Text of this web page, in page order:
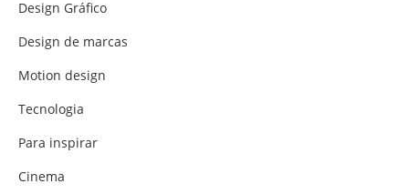
Design Gráfico
Design de marcas
Motion design
Tecnologia
Para inspirar
Cinema